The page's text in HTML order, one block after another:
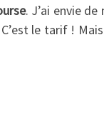
. J’ai envie
le tarif !